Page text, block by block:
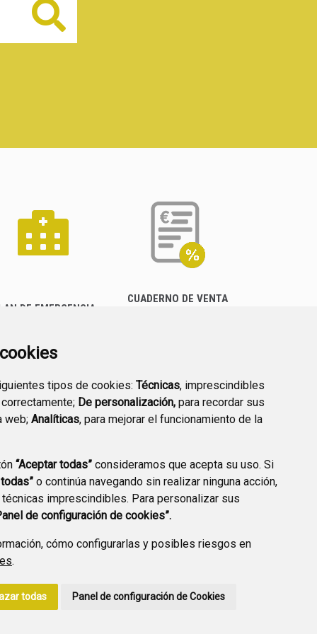
tipos de cookies: Técnicas, imprescindibles
De personalización, para recordar sus
web; Analíticas, para mejorar el funcionamiento de la
“Aceptar todas” consideramos que acepta su uso. Si
o continúa navegando sin realizar ninguna acción,
imprescindibles. Para personalizar sus
de configuración de cookies”.
cómo configurarlas y posibles riesgos en
.
todas Panel de configuración de Cookies
Buscar
DE EMERGENCIA
CUADERNO DE VENTA
PREGUNTAS
FRECUENTES
PLAN DE ACCIÓN LOCAL
2030